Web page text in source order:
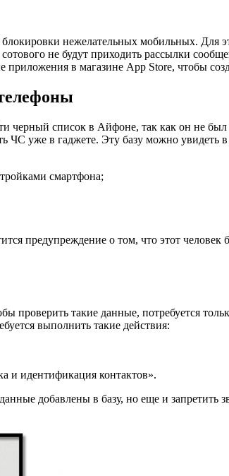
нежелательных мобильных. Для
сотового не будут приходить рассылки
приложения в магазине App Store, чтобы
черный список в Айфоне, так как он не
уже в гаджете. Эту базу можно увидеть
смартфона;
предупреждение о том, что этот
проверить такие данные, потребуется
выполнить такие действия:
и идентификация контактов».
добавлены в базу, но еще и